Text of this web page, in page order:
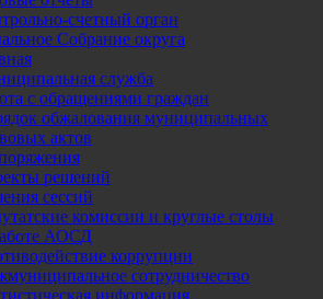
счетный орган
Собрание округа
служба
с обращениями граждан
обжалования муниципальных
актов
решений
сессий
комиссии и круглые столы
АОСД
коррупции
сотрудничество
информация